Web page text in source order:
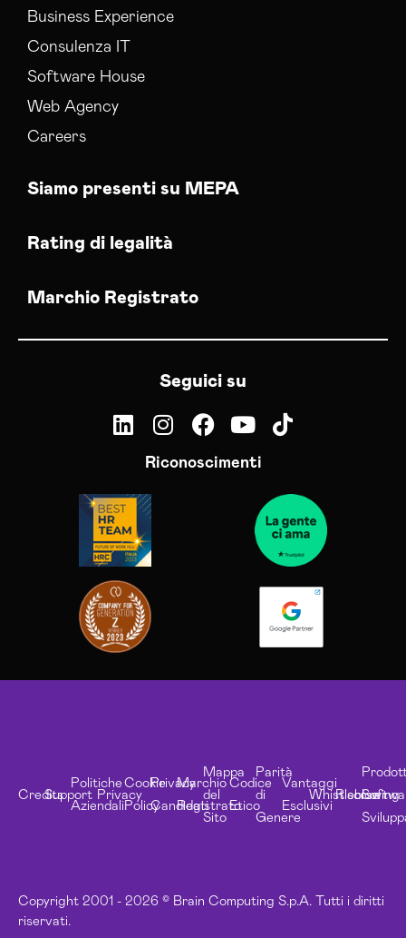
Business Experience
Consulenza IT
Software House
Web Agency
Careers
Siamo presenti su MEPA
Rating di legalità
Marchio Registrato
Seguici su
Riconoscimenti
Copyright 2001 - 2026 © Brain Computing S.p.A. Tutti i diritti
riservati.
CreditsSupport
Politiche
Aziendali
Privacy
Cookie
Policy
Privacy
Candidati
Marchio
Registrato
Mappa
del
Sito
Codice
Etico
Parità
di
Genere
Vantaggi
Esclusivi
Whistleblowing
Risorse